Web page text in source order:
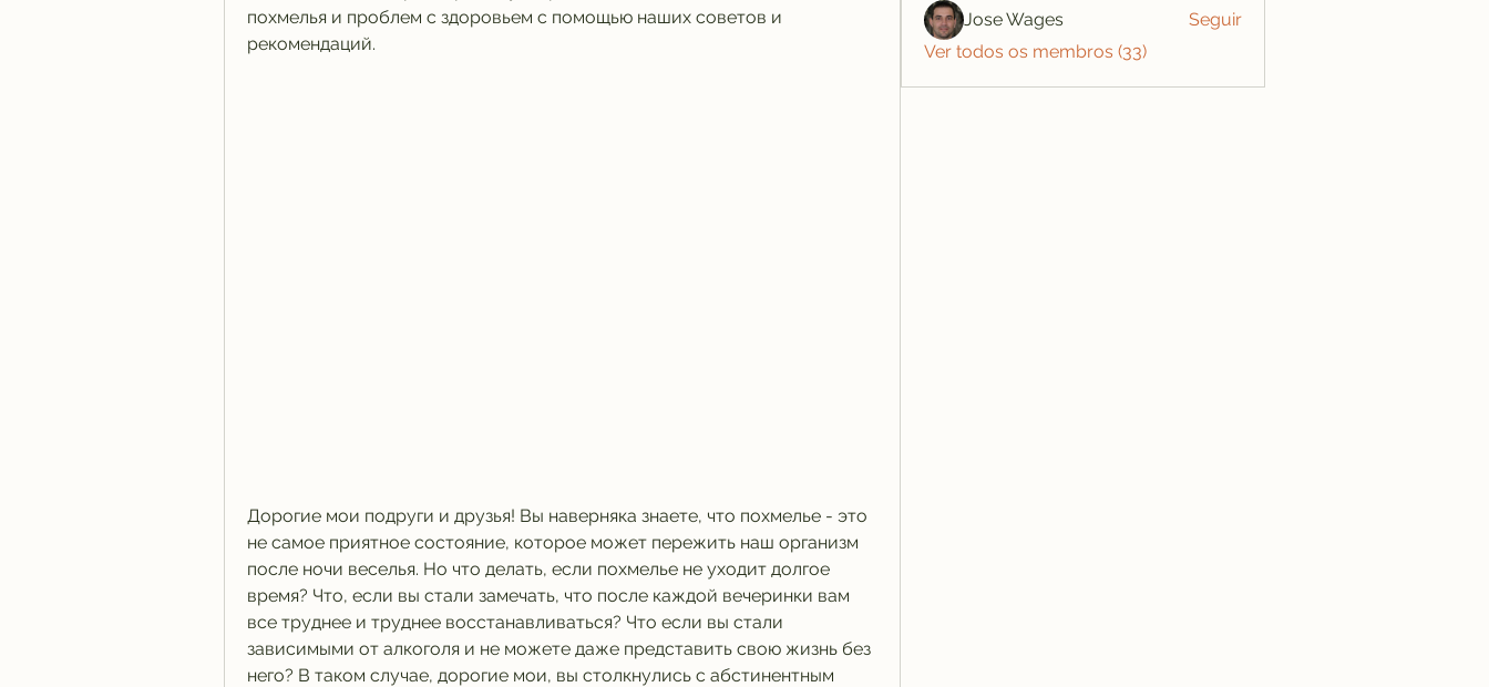
похмелья и проблем с здоровьем с помощью наших советов и
рекомендаций.
Дорогие мои подруги и друзья! Вы наверняка знаете, что похмелье - это
не самое приятное состояние, которое может пережить наш организм
после ночи веселья. Но что делать, если похмелье не уходит долгое
время? Что, если вы стали замечать, что после каждой вечеринки вам
все труднее и труднее восстанавливаться? Что если вы стали
зависимыми от алкоголя и не можете даже представить свою жизнь без
него? В таком случае, дорогие мои, вы столкнулись с абстинентным
Jose Wages
Seguir
Ver todos os membros (33)